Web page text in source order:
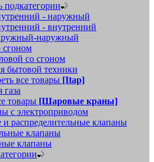
подкатегории
- наружный
- внутренний
наружный
сгоном
со сгоном
бытовой техники
все товары [Itap]
газа
товары [Шаровые краны]
с электроприводом
распределительные клапаны
клапаны
клапаны